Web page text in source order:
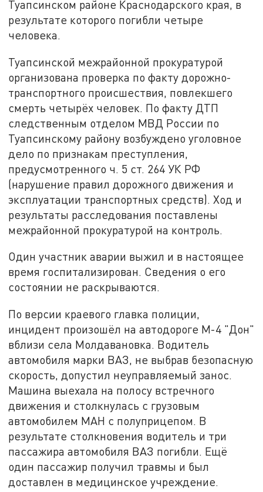
Туапсинском районе Краснодарского края, в
результате которого погибли четыре
человека.
Туапсинской межрайонной прокуратурой
организована проверка по факту дорожно-
транспортного происшествия, повлекшего
смерть четырёх человек. По факту ДТП
следственным отделом МВД России по
Туапсинскому району возбуждено уголовное
дело по признакам преступления,
предусмотренного ч. 5 ст. 264 УК РФ
(нарушение правил дорожного движения и
эксплуатации транспортных средств). Ход и
результаты расследования поставлены
межрайонной прокуратурой на контроль.
Один участник аварии выжил и в настоящее
время госпитализирован. Сведения о его
состоянии не раскрываются.
По версии краевого главка полиции,
инцидент произошёл на автодороге М-4 "Дон"
вблизи села Молдавановка. Водитель
автомобиля марки ВАЗ, не выбрав безопасную
скорость, допустил неуправляемый занос.
Машина выехала на полосу встречного
движения и столкнулась с грузовым
автомобилем МАН с полуприцепом. В
результате столкновения водитель и три
пассажира автомобиля ВАЗ погибли. Ещё
один пассажир получил травмы и был
доставлен в медицинское учреждение.